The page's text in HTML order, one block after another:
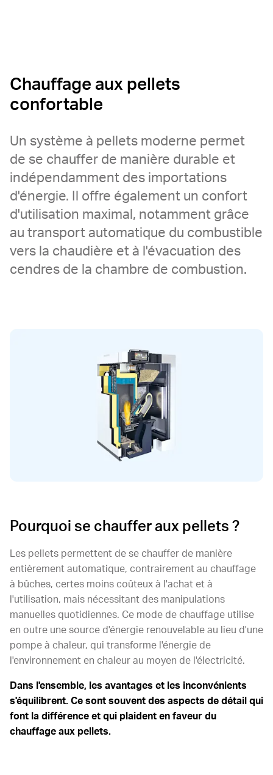
Chauffage aux pellets
confortable
Un système à pellets moderne permet
de se chauffer de manière durable et
indépendamment des importations
d'énergie. Il offre également un confort
d'utilisation maximal, notamment grâce
au transport automatique du combustible
vers la chaudière et à l'évacuation des
cendres de la chambre de combustion.
Pourquoi se chauffer aux pellets ?
Les pellets permettent de se chauffer de manière
entièrement automatique, contrairement au chauffage
à bûches, certes moins coûteux à l'achat et à
l'utilisation, mais nécessitant des manipulations
manuelles quotidiennes. Ce mode de chauffage utilise
en outre une source d'énergie renouvelable au lieu d'une
pompe à chaleur, qui transforme l'énergie de
l'environnement en chaleur au moyen de l'électricité.
Dans l'ensemble, les avantages et les inconvénients
s'équilibrent. Ce sont souvent des aspects de détail qui
font la différence et qui plaident en faveur du
chauffage aux pellets.